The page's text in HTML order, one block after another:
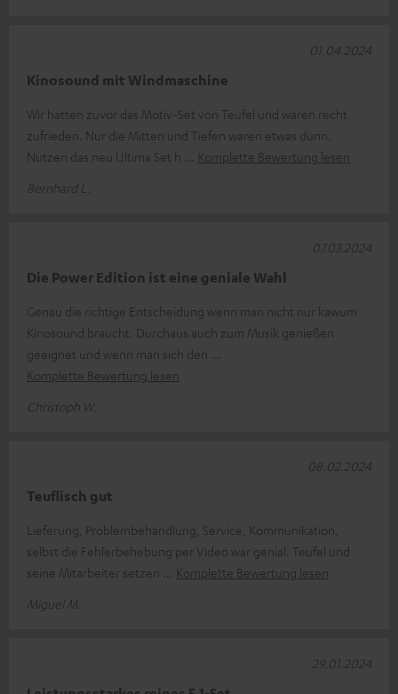
Kinosound mit Windmaschine
Wir hatten zuvor das Motiv-Set von Teufel und waren recht
zufrieden. Nur die Mitten und Tiefen waren etwas dünn.
Nutzen das neu Ultima Set h
Komplette Bewertung lesen
Bernhard L.
01.04.2024
Die Power Edition ist eine geniale Wahl
Genau die richtige Entscheidung wenn man nicht nur kawum
Kinosound braucht. Durchaus auch zum Musik genießen
geeignet und wenn man sich den
Komplette Bewertung lesen
Christoph W.
07.03.2024
Teuflisch gut
Lieferung, Problembehandlung, Service, Kommunikation,
selbst die Fehlerbehebung per Video war genial. Teufel und
seine Mitarbeiter setzen
Komplette Bewertung lesen
Miguel M.
08.02.2024
29.01.2024